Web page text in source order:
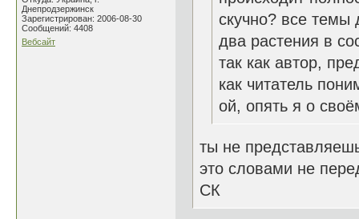
Днепродзержинск
Зарегистрирован: 2006-08-30
Сообщений: 4408
Вебсайт
скучно? все темы
два растения в
так как автор,
как читатель
ой, опять я о
ты не
это словами не
СК